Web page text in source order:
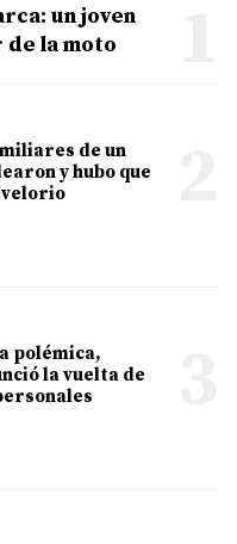
un joven
la moto
de un
y hubo que
velorio
polémica,
la vuelta de